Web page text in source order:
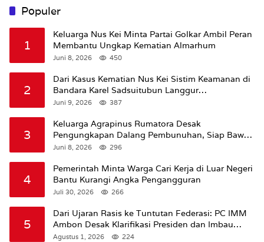
Populer
1
Keluarga Nus Kei Minta Partai Golkar Ambil Peran
Membantu Ungkap Kematian Almarhum
Juni 8, 2026 450
2
Dari Kasus Kematian Nus Kei Sistim Keamanan di
Bandara Karel Sadsuitubun Langgur
Dipertanyakan
Juni 9, 2026 387
3
Keluarga Agrapinus Rumatora Desak
Pengungkapan Dalang Pembunuhan, Siap Bawa
Kasus ke Komisi III DPR RI
Juni 8, 2026 296
4
Pemerintah Minta Warga Cari Kerja di Luar Negeri
Bantu Kurangi Angka Pengangguran
Juli 30, 2026 266
5
Dari Ujaran Rasis ke Tuntutan Federasi: PC IMM
Ambon Desak Klarifikasi Presiden dan Imbau
Tunda Pengibaran Bendera Merah Putih Di
Agustus 1, 2026 224